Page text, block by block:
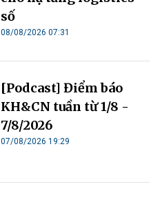
số
08/08/2026 07:31
[Podcast] Điểm báo
KH&CN tuần từ 1/8 -
7/8/2026
07/08/2026 19:29